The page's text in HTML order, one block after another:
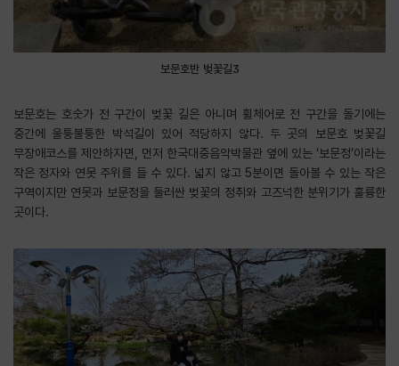
보문호반 벚꽃길3
보문호는 호숫가 전 구간이 벚꽃 길은 아니며 휠체어로 전 구간을 돌기에는
중간에 울퉁불퉁한 박석길이 있어 적당하지 않다. 두 곳의 보문호 벚꽃길
무장애코스를 제안하자면, 먼저 한국대중음악박물관 옆에 있는 ‘보문정’이라는
작은 정자와 연못 주위를 들 수 있다. 넓지 않고 5분이면 돌아볼 수 있는 작은
구역이지만 연못과 보문정을 둘러싼 벚꽃의 정취와 고즈넉한 분위기가 훌륭한
곳이다.